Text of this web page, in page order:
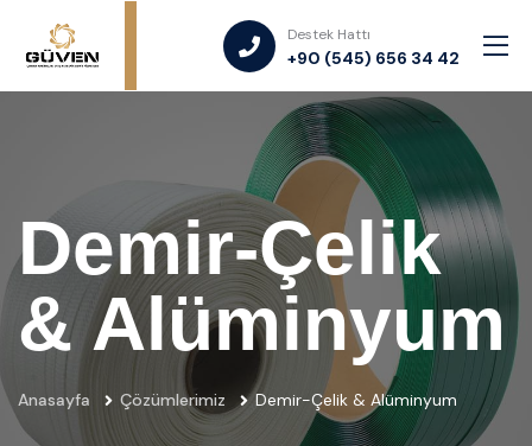
Destek Hattı
+90 (545) 656 34 42
Demir-Çelik
& Alüminyum
Anasayfa Çözümlerimiz Demir-Çelik & Alüminyum